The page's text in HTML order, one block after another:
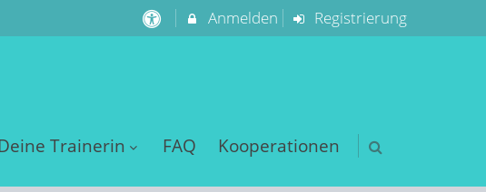
Anmelden Registrierung
Deine Trainerin FAQ Kooperationen